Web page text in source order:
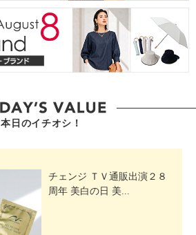
本日のイチオシ！
チェンジ ＴＶ通販出演２８
周年 美白の日 美...